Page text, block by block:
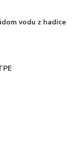
vodu z hadice